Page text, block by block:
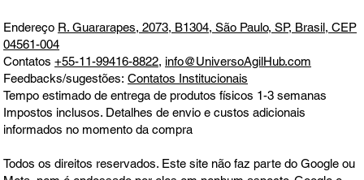
Endereço R. Guararapes, 2073, B1304, São Paulo, SP, Brasil, CEP
04561-004
Contatos+55-11-99416-8822, info@UniversoAgilHub.com
Feedbacks/sugestões:Contatos Institucionais
Tempo estimado de entrega de produtos físicos 1-3 semanas
Impostos inclusos. Detalhes de envio e custos adicionais
informados no momento da compra
Todos os direitos reservados. Este site não faz parte do Google ou